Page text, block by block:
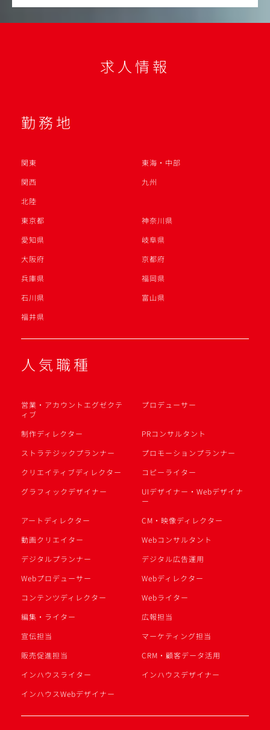
求人情報
勤務地
関東
東海・中部
関西
九州
北陸
東京都
神奈川県
愛知県
岐阜県
大阪府
京都府
兵庫県
福岡県
石川県
富山県
福井県
人気職種
営業・アカウントエグゼクテ
ィブ
プロデューサー
制作ディレクター
PRコンサルタント
ストラテジックプランナー
プロモーションプランナー
クリエイティブディレクター
コピーライター
グラフィックデザイナー
UIデザイナー・Webデザイナ
ー
アートディレクター
CM・映像ディレクター
動画クリエイター
Webコンサルタント
デジタルプランナー
デジタル広告運用
Webプロデューサー
Webディレクター
コンテンツディレクター
Webライター
編集・ライター
広報担当
宣伝担当
マーケティング担当
販売促進担当
CRM・顧客データ活用
インハウスライター
インハウスデザイナー
インハウスWebデザイナー